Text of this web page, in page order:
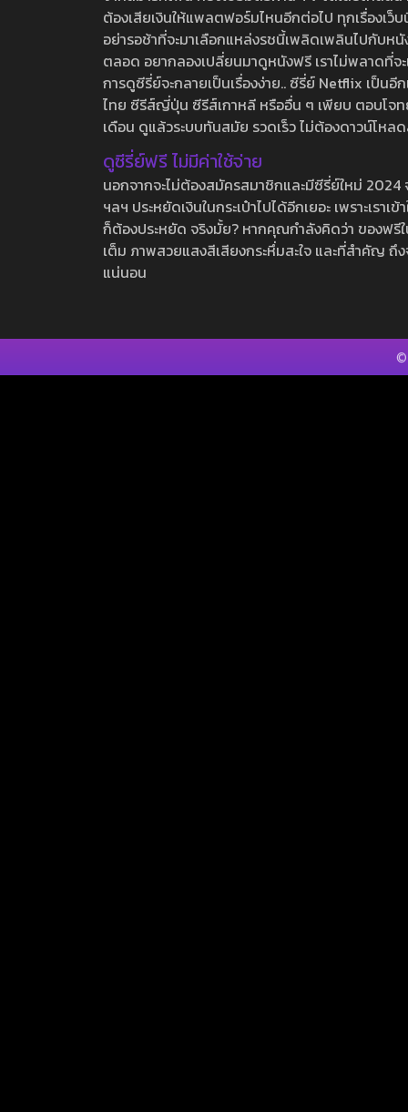
ต้องเสียเงินให้แพลตฟอร์มไหนอีกต่อไป ทุกเรื่องเว็
อย่ารอช้าที่จะมาเลือกแหล่งรชนี้เพลิดเพลินไปกับห
ตลอด อยากลองเปลี่ยนมาดูหนังฟรี เราไม่พลาดที่
การดูซีรี่ย์จะกลายเป็นเรื่องง่าย.. ซีรี่ย์ Netflix เป็น
ไทย ซีรีส์ญี่ปุ่น ซีรีส์เกาหลี หรืออื่น ๆ เพียบ ตอบโจท
เดือน ดูแล้วระบบทันสมัย รวดเร็ว ไม่ต้องดาวน์โห
ดูซีรี่ย์ฟรี ไม่มีค่าใช้จ่าย
นอกจากจะไม่ต้องสมัครสมาชิกและมีซีรี่ย์ใหม่
ฯลฯ ประหยัดเงินในกระเป๋าไปได้อีกเยอะ เพราะเร
ก็ต้องประหยัด จริงมั้ย? หากคุณกำลังคิดว่า ของฟ
เต็ม ภาพสวยแสงสีเสียงกระหึ่มสะใจ และที่สำคัญ
แน่นอน
©